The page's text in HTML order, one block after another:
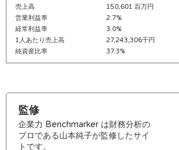
売上高
150,601 百万円
営業利益率
2.7%
経常利益率
3.0%
1人あたり売上高
27,243,306千円
純資産比率
37.3%
監修
企業力 Benchmarker は財務分析の
プロである山本純子が監修したサイ
トです。